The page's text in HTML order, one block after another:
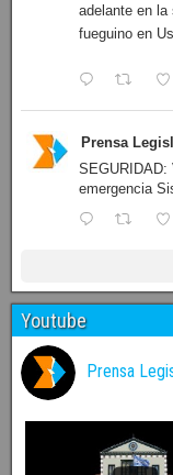
adelante en la
fueguino en
Prensa
SEGURIDAD:
emergencia
Youtube
Prensa